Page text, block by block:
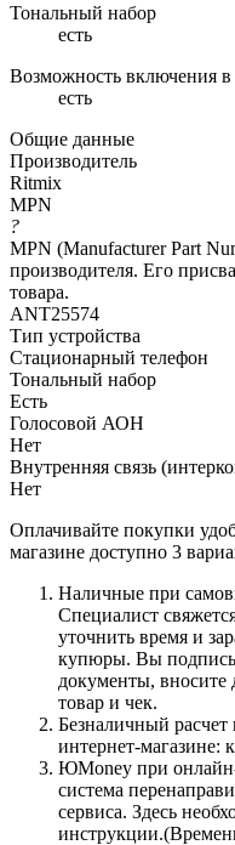
Тональный набор
есть
Возможность включения
есть
Общие данные
Производитель
Ritmix
MPN
?
MPN (Manufacturer Part
производителя. Его
товара.
ANT25574
Тип устройства
Стационарный телефон
Тональный набор
Есть
Голосовой АОН
Нет
Внутренняя связь
Нет
Оплачивайте покупки
магазине доступно 3
Наличные при
Специалист
уточнить время и
купюры. Вы
документы, вносите
товар и чек.
Безналичный
интернет-магазине:
ЮMoney при
система
сервиса. Здесь